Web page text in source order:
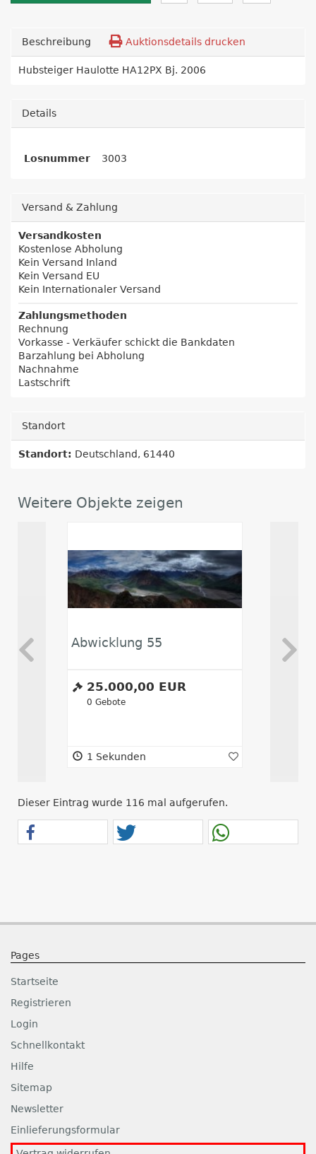
Beschreibung Auktionsdetails drucken
Hubsteiger Haulotte HA12PX Bj. 2006
Details
Losnummer 3003
Versand & Zahlung
Versandkosten
Kostenlose Abholung
Kein Versand Inland
Kein Versand EU
Kein Internationaler Versand
Zahlungsmethoden
Rechnung
Vorkasse - Verkäufer schickt die Bankdaten
Barzahlung bei Abholung
Nachnahme
Lastschrift
Standort
Standort: Deutschland, 61440
Weitere Objekte zeigen
Abwicklung 55
25.000,00 EUR
0 Gebote
1 Sekunden
Dieser Eintrag wurde 116 mal aufgerufen.
Pages
Startseite
Registrieren
Login
Schnellkontakt
Hilfe
Sitemap
Newsletter
Einlieferungsformular